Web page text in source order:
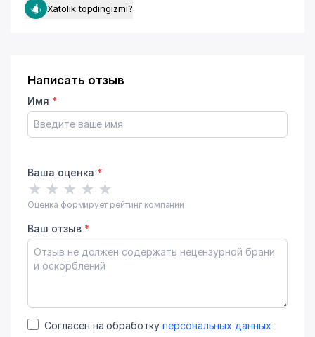
Xatolik topdingizmi?
Написать отзыв
Имя *
Ваша оценка *
★ ★ ★ ★ ★
Оценка формирует рейтинг компании
Ваш отзыв *
Согласен на обработку персональных данных